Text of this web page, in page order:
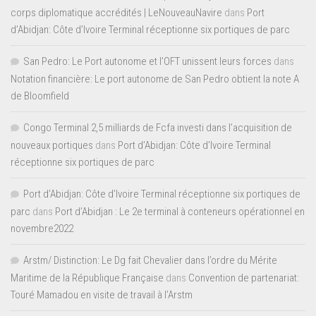
corps diplomatique accrédités | LeNouveauNavire dans Port
d’Abidjan: Côte d’Ivoire Terminal réceptionne six portiques de parc
San Pedro: Le Port autonome et l’OFT unissent leurs forces dans
Notation financière: Le port autonome de San Pedro obtient la note A
de Bloomfield
Congo Terminal 2,5 milliards de Fcfa investi dans l’acquisition de
nouveaux portiques dans Port d’Abidjan: Côte d’Ivoire Terminal
réceptionne six portiques de parc
Port d'Abidjan: Côte d’Ivoire Terminal réceptionne six portiques de
parc dans Port d’Abidjan : Le 2e terminal à conteneurs opérationnel en
novembre2022
Arstm/ Distinction: Le Dg fait Chevalier dans l’ordre du Mérite
Maritime de la République Française dans Convention de partenariat:
Touré Mamadou en visite de travail à l’Arstm